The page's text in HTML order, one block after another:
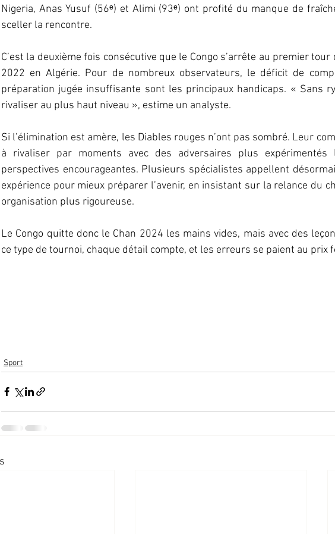
Nigeria, Anas Yusuf (56ᵉ) et Alimi (93ᵉ) ont profité du manque de
sceller la rencontre.
C’est la deuxième fois consécutive que le Congo s’arrête au premier tour
2022 en Algérie. Pour de nombreux observateurs, le déficit de
préparation jugée insuffisante sont les principaux handicaps. « Sans
rivaliser au plus haut niveau », estime un analyste.
Si l’élimination est amère, les Diables rouges n’ont pas sombré. Leur
à rivaliser par moments avec des adversaires plus expérimentés
perspectives encourageantes. Plusieurs spécialistes appellent
expérience pour mieux préparer l’avenir, en insistant sur la relance du
organisation plus rigoureuse.
Le Congo quitte donc le Chan 2024 les mains vides, mais avec des
ce type de tournoi, chaque détail compte, et les erreurs se paient au prix
Sport